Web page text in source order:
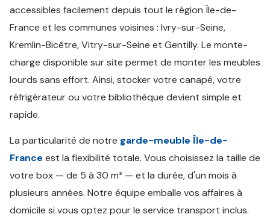
accessibles facilement depuis tout le région Île-de-
France et les communes voisines : Ivry-sur-Seine,
Kremlin-Bicêtre, Vitry-sur-Seine et Gentilly. Le monte-
charge disponible sur site permet de monter les meubles
lourds sans effort. Ainsi, stocker votre canapé, votre
réfrigérateur ou votre bibliothèque devient simple et
rapide.
La particularité de notre garde-meuble Île-de-
France est la flexibilité totale. Vous choisissez la taille de
votre box — de 5 à 30 m³ — et la durée, d'un mois à
plusieurs années. Notre équipe emballe vos affaires à
domicile si vous optez pour le service transport inclus.